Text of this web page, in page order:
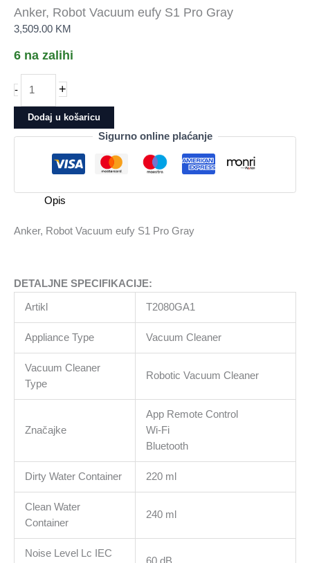
Anker, Robot Vacuum eufy S1 Pro Gray
3,509.00 KM
6 na zalihi
-
Robot
Vacuum
eufy
količina
+
Dodaj u košaricu
Sigurno online plaćanje
Opis
Anker, Robot Vacuum eufy S1 Pro Gray
DETALJNE SPECIFIKACIJE:
Artikl T2080GA1
Appliance Type Vacuum Cleaner
Vacuum Cleaner
Type
Robotic Vacuum Cleaner
Značajke
App Remote Control
Wi-Fi
Bluetooth
Dirty Water Container 220 ml
Clean Water
Container
240 ml
Noise Level Lc IEC
60 dB